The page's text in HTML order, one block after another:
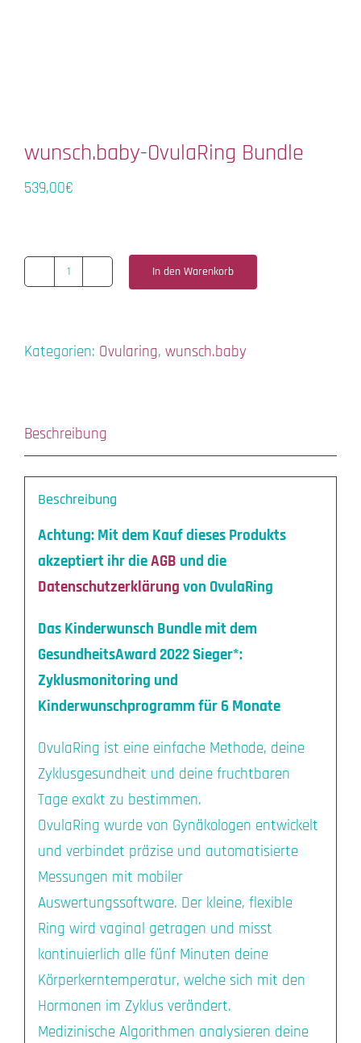
wunsch.baby-OvulaRing Bundle
539,00€
wunsch.baby-
Menge
In den Warenkorb
Kategorien: Ovularing, wunsch.baby
Beschreibung
Beschreibung
Achtung: Mit dem Kauf dieses Produkts
akzeptiert ihr dieAGB und die
Datenschutzerklärung von OvulaRing
Das Kinderwunsch Bundle mit dem
GesundheitsAward 2022 Sieger*:
Zyklusmonitoring und
Kinderwunschprogramm für 6 Monate
OvulaRing ist eine einfache Methode, deine
Zyklusgesundheit und deine fruchtbaren
Tage exakt zu bestimmen.
OvulaRing wurde von Gynäkologen entwickelt
und verbindet präzise und automatisierte
Messungen mit mobiler
Auswertungssoftware. Der kleine, flexible
Ring wird vaginal getragen und misst
kontinuierlich alle fünf Minuten deine
Körperkerntemperatur, welche sich mit den
Hormonen im Zyklus verändert.
Medizinische Algorithmen analysieren deine